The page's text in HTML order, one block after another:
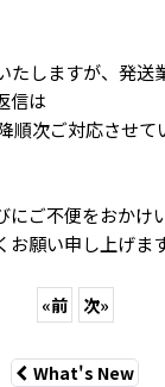
たしますが、発送
信は
順次ご対応させて
にご不便をおかけ
願い申し上げます
«前 次»
What's New